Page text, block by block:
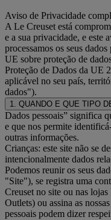
Aviso de Privacidade
A Le Creuset está
e a sua privacidade, e este
processamos os seus
UE sobre proteção de
Proteção de Dados da UE
aplicável no seu país,
dados").
1. QUANDO E QUE TIPO
Dados pessoais” significa
e que nos permite
outras informações.
Crianças: este site não se
intencionalmente dados
Podemos reunir os seus
"Site"), se registra uma
Creuset no site ou nas
Outlets) ou assina as
pessoais podem dizer